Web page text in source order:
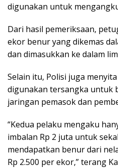
digunakan untuk
Dari hasil pemeriksaan,
ekor benur yang dikemas
dan dimasukkan ke dalam
Selain itu, Polisi juga
digunakan tersangka untuk
jaringan pemasok dan
“Kedua pelaku mengaku
imbalan Rp 2 juta untuk
mendapatkan benur dari
Rp 2.500 per ekor,” terang